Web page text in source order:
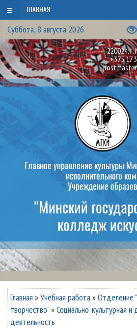
Суббота, 8 августа 2026
220024,
+375 17
Главное управление культуры
исполнительного
Учреждение
"Минский
колледж
ГЛАВНАЯ
Главная »Учебная работа »Отделение
творчество"»Социально-культурная и
деятельность